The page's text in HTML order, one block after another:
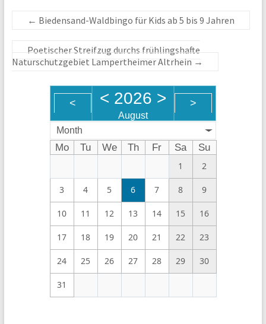
← Biedensand-Waldbingo für Kids ab 5 bis 9 Jahren
Poetischer Streifzug durchs frühlingshafte
Naturschutzgebiet Lampertheimer Altrhein →
< < 2026 >
August
>
Month
Mo Tu We Th Fr Sa
Su
1
2
3 4 5 6 7 8 9
10 11 12 13 14 15 16
17 18 19 20 21 22 23
24 25 26 27 28 29 30
31